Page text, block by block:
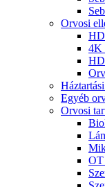
Orvosi
HD
4K
HD
Egyéb
Orvosi